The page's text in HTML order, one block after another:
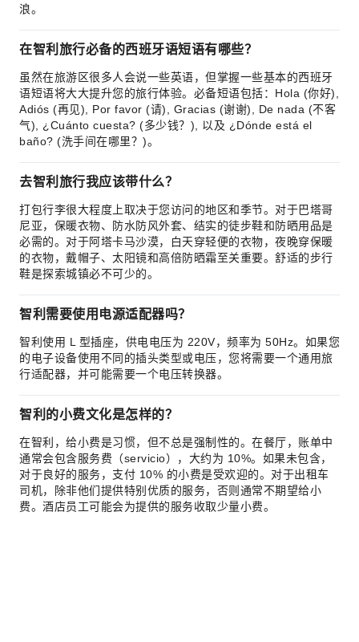
浪。
在智利旅行必备的西班牙语短语有哪些？
虽然在旅游区很多人会说一些英语，但掌握一些基本的西班牙
语短语将大大提升您的旅行体验。必备短语包括：Hola (你好),
Adiós (再见), Por favor (请), Gracias (谢谢), De nada (不客
气), ¿Cuánto cuesta? (多少钱？), 以及 ¿Dónde está el
baño? (洗手间在哪里？)。
去智利旅行我应该带什么？
打包行李很大程度上取决于您访问的地区和季节。对于巴塔哥
尼亚，保暖衣物、防水防风外套、结实的徒步鞋和防晒用品是
必需的。对于阿塔卡马沙漠，白天穿轻便的衣物，夜晚穿保暖
的衣物，戴帽子、太阳镜和高倍防晒霜至关重要。舒适的步行
鞋是探索城镇必不可少的。
智利需要使用电源适配器吗？
智利使用 L 型插座，供电电压为 220V，频率为 50Hz。如果您
的电子设备使用不同的插头类型或电压，您将需要一个通用旅
行适配器，并可能需要一个电压转换器。
智利的小费文化是怎样的？
在智利，给小费是习惯，但不总是强制性的。在餐厅，账单中
通常会包含服务费（servicio），大约为 10%。如果未包含，
对于良好的服务，支付 10% 的小费是受欢迎的。对于出租车
司机，除非他们提供特别优质的服务，否则通常不期望给小
费。酒店员工可能会为提供的服务收取少量小费。